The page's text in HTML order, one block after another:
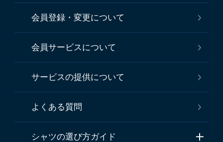
会員登録・変更について
会員サービスについて
サービスの提供について
よくある質問
シャツの選び方ガイド